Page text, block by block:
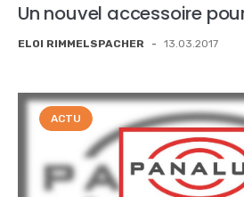
Un nouvel accessoire
ELOI RIMMELSPACHER - 13.03.2017
ACTU